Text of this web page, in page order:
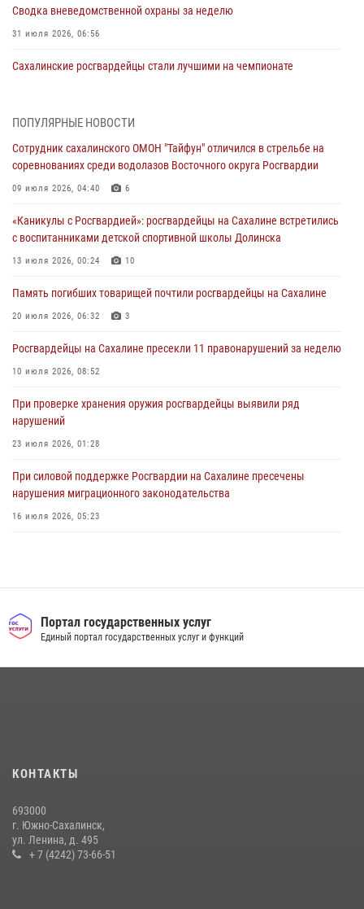
Сводка вневедомственной охраны за неделю
31 июля 2026, 06:56
Сахалинские росгвардейцы стали лучшими на чемпионате
методические сборы с сотрудниками контрольно-технических
пунктов
30 июля 2026, 07:18
8 единиц огнестрельного оружия и 400 патронов изъяли
росгвардейцы у нарушителей на Сахалине
30 июля 2026, 07:02
Сводка вневедомственной охраны за неделю
24 июля 2026, 05:58
ПОПУЛЯРНЫЕ НОВОСТИ
Сотрудник сахалинского ОМОН "Тайфун" отличился в стрельбе на
соревнованиях среди водолазов Восточного округа Росгвардии
09 июля 2026, 04:40 6
«Каникулы с Росгвардией»: росгвардейцы на Сахалине встретились
с воспитанниками детской спортивной школы Долинска
13 июля 2026, 00:24 10
Память погибших товарищей почтили росгвардейцы на Сахалине
20 июля 2026, 06:32 3
Росгвардейцы на Сахалине пресекли 11 правонарушений за неделю
10 июля 2026, 08:52
При проверке хранения оружия росгвардейцы выявили ряд
нарушений
23 июля 2026, 01:28
При силовой поддержке Росгвардии на Сахалине пресечены
нарушения миграционного законодательства
16 июля 2026, 05:23
оружия и 63 патрона
08 июля 2026, 06:41
Портал государственных услуг
Единый портал государственных услуг и функций
КОНТАКТЫ
693000
г. Южно-Сахалинск,
ул. Ленина, д. 495
+ 7 (4242) 73-66-51